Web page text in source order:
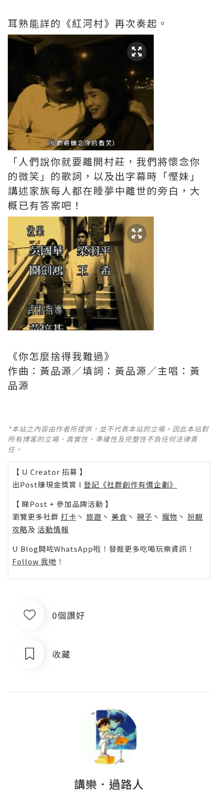
耳熟能詳的《紅河村》再次奏起。
「人們說你就要離開村莊，我們將懷念你
的微笑」的歌詞，以及出字幕時「慳妹」
講述家族每人都在睡夢中離世的旁白，大
概已有答案吧！
《你怎麼捨得我難過》
作曲：黃品源／填詞：黃品源／主唱：黃
品源
*本站之內容由作者所提供，並不代表本站的立場。因此本站對
所有博客的立場、真實性、準確性及完整性不負任何法律責
任。
【 U Creator 招募 】
出Post賺現金獎賞 l 登記《社群創作有價企劃》
【 睇Post + 參加品牌活動 】
瀏覽更多社群 打卡 丶 旅遊 丶 美食 丶 親子 丶 寵物 丶 扮靚
攻略及 活動情報
U Blog開咗WhatsApp啦！發掘更多吃喝玩樂資訊！
Follow 我哋 ！
0個讚好
收藏
講樂．過路人